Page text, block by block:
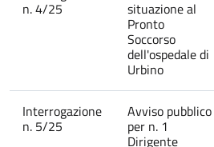
n. 4/25 situazione al
Pronto
Soccorso
dell'ospedale di
Urbino
Interrogazione
n. 5/25
Avviso pubblico
per n. 1
Dirigente